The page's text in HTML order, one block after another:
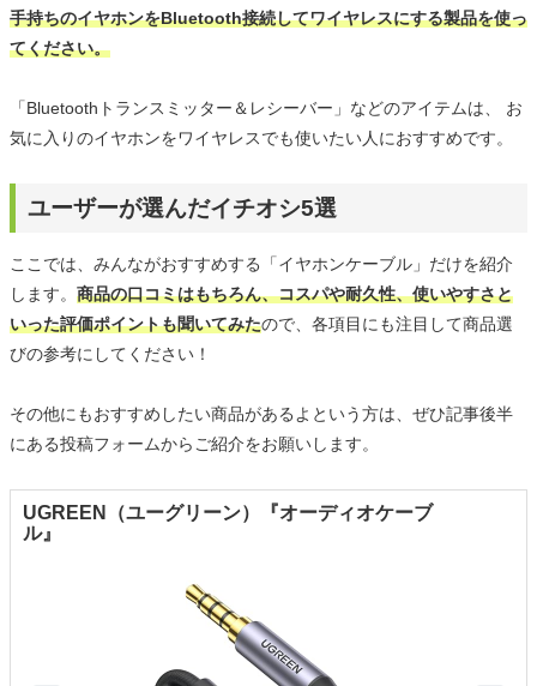
手持ちのイヤホンをBluetooth接続してワイヤレスにする製品を使っ
てください。
「Bluetoothトランスミッター＆レシーバー」などのアイテムは、 お
気に入りのイヤホンをワイヤレスでも使いたい人におすすめです。
ユーザーが選んだイチオシ5選
ここでは、みんながおすすめする「イヤホンケーブル」だけを紹介
します。 商品の口コミはもちろん、コスパや耐久性、使いやすさと
いった評価ポイントも聞いてみたので、各項目にも注目して商品選
びの参考にしてください！
その他にもおすすめしたい商品があるよという方は、ぜひ記事後半
にある投稿フォームからご紹介をお願いします。
UGREEN（ユーグリーン）『オーディオケーブ
ル』